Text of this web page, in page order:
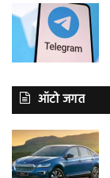
ऑटो जगत